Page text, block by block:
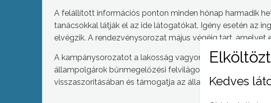
A felállított információs ponton minden hónap harmadik
tanácsokkal látják el az ide látogatókat. Igény esetén az
elvégzik. A rendezvénysorozat május végéig tart, amelyet
A kampánysorozatot a lakosság vagyonbiztonságának
állampolgárok bűnmegelőzési felvilágosítása által – segít
visszaszorításában és támogatja az állampolgárok
Kedves